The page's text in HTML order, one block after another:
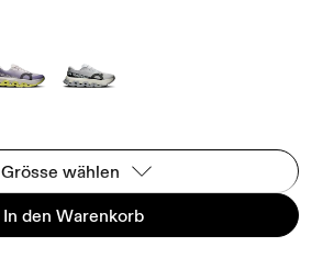
Grösse wählen
In den Warenkorb